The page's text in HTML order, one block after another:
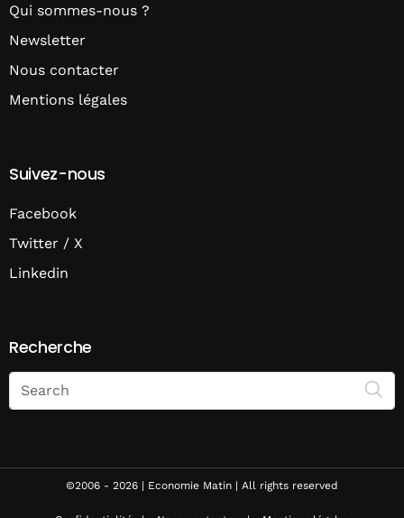
Qui sommes-nous ?
Newsletter
Nous contacter
Mentions légales
Suivez-nous
Facebook
Twitter / X
Linkedin
Recherche
Search
on
Economie
©2006 - 2026 | Economie Matin | All rights reserved